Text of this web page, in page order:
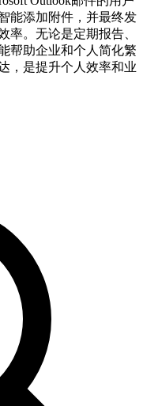
能添加附件，并最终发
率。无论是定期报告、
帮助企业和个人简化繁
，是提升个人效率和业